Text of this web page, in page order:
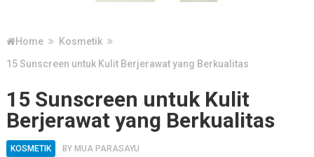
Home
Kosmetik
15 Sunscreen untuk Kulit Berjerawat yang Berkualitas
15 Sunscreen untuk Kulit
Berjerawat yang Berkualitas
KOSMETIK BY MUA PARASAYU